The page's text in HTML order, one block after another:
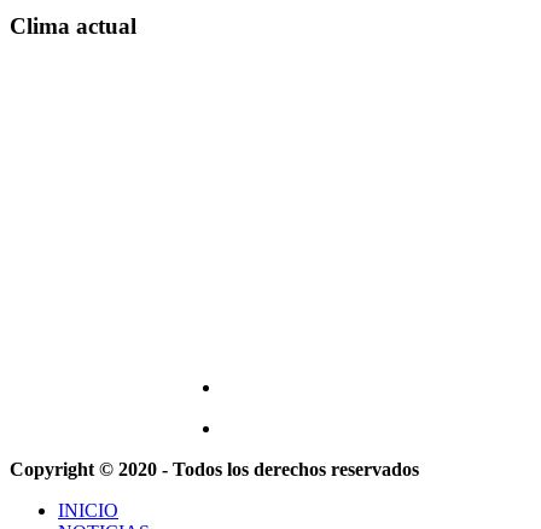
Clima actual
Copyright © 2020 - Todos los derechos reservados
INICIO